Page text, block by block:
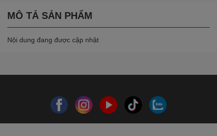
MÔ TẢ SẢN PHẨM
Nội dung đang được cập nhật